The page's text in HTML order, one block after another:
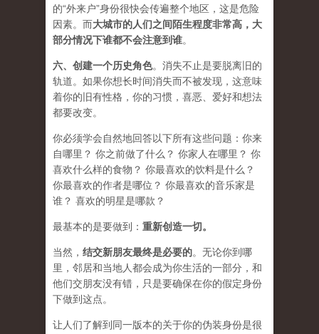
的“外来户”身份很快会传遍整个地区，这是危险
因素。而大城市的人们之间陌生程度非常高，大
部分情况下谁都不会注意到谁。
六、 创建一个历史角色。消失不止是要脱离旧的
轨道。如果你想长时间消失而不被发现，这意味
着你的旧有性格，你的习惯，喜恶、爱好和想法
都要改变。
你必须学会​​自然地回答以下所有这些问题：你来
自哪里？ 你之前做了什么？ 你家人在哪里？ 你
喜欢什么样的食物？ 你最喜欢的饮料是什么？
你最喜欢的作者是哪位？ 你最喜欢的音乐家是
谁？ 喜欢的明星是哪款？
最基本的是要做到： 重新创造一切。
当然， 结交新朋友最终是必要的。无论你到哪
里，邻居和当地人都会成为你生活的一部分，和
他们交朋友没有错，只是要确保在你的假定身份
下做到这点。
让人们了解到同一版本的关于你的伪装身份是很